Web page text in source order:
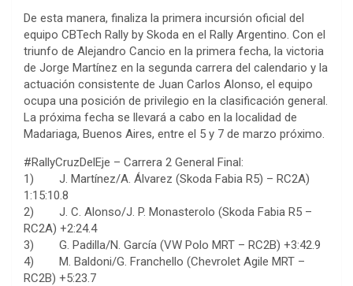
De esta manera, finaliza la primera incursión oficial del
equipo CBTech Rally by Skoda en el Rally Argentino. Con el
triunfo de Alejandro Cancio en la primera fecha, la victoria
de Jorge Martínez en la segunda carrera del calendario y la
actuación consistente de Juan Carlos Alonso, el equipo
ocupa una posición de privilegio en la clasificación general.
La próxima fecha se llevará a cabo en la localidad de
Madariaga, Buenos Aires, entre el 5 y 7 de marzo próximo.
#RallyCruzDelEje – Carrera 2 General Final:
1) J. Martínez/A. Álvarez (Skoda Fabia R5) – RC2A)
1:15:10.8
2) J. C. Alonso/J. P. Monasterolo (Skoda Fabia R5 –
RC2A) +2:24.4
3) G. Padilla/N. García (VW Polo MRT – RC2B) +3:42.9
4) M. Baldoni/G. Franchello (Chevrolet Agile MRT –
RC2B) +5:23.7